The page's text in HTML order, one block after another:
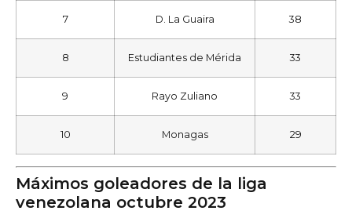
7 D. La Guaira 38
8 Estudiantes de Mérida 33
9 Rayo Zuliano 33
10 Monagas 29
Máximos goleadores de la liga
venezolana octubre 2023